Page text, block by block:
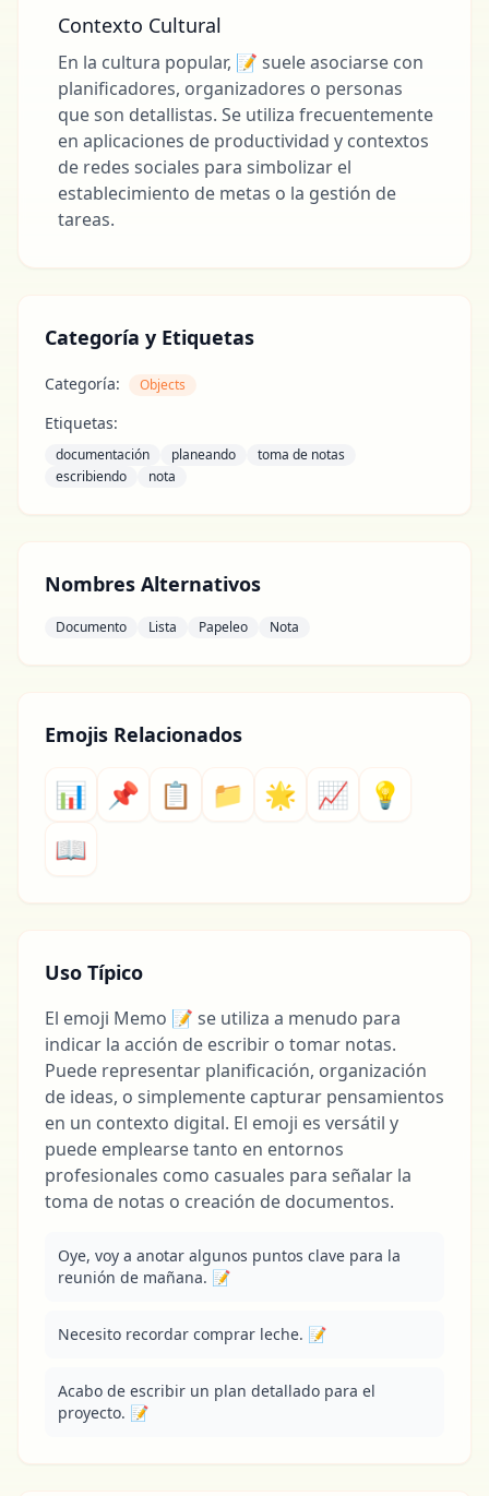
Contexto Cultural
En la cultura popular, 📝 suele asociarse con
planificadores, organizadores o personas
que son detallistas. Se utiliza frecuentemente
en aplicaciones de productividad y contextos
de redes sociales para simbolizar el
establecimiento de metas o la gestión de
tareas.
Categoría y Etiquetas
Categoría: Objects
Etiquetas:
documentación planeando
toma de notas
escribiendo
nota
Nombres Alternativos
Documento Lista Papeleo Nota
Emojis Relacionados
📊 📌 📋 📁 🌟 📈
💡
📖
Uso Típico
El emoji Memo 📝 se utiliza a menudo para
indicar la acción de escribir o tomar notas.
Puede representar planificación, organización
de ideas, o simplemente capturar pensamientos
en un contexto digital. El emoji es versátil y
puede emplearse tanto en entornos
profesionales como casuales para señalar la
toma de notas o creación de documentos.
Oye, voy a anotar algunos puntos clave para la
reunión de mañana. 📝
Necesito recordar comprar leche. 📝
Acabo de escribir un plan detallado para el
proyecto. 📝